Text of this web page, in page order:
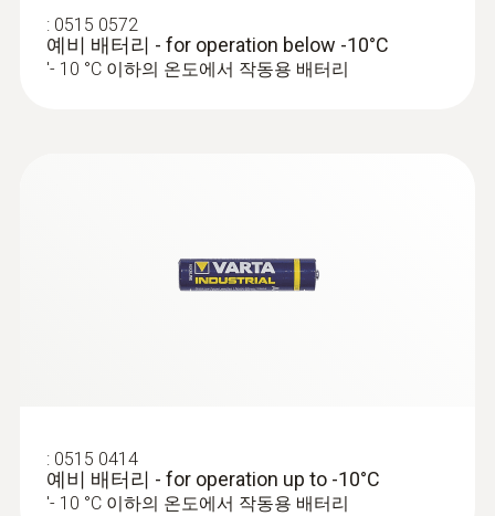
: 0515 0572
예비 배터리 - for operation below -10°C
'- 10 °C 이하의 온도에서 작동용 배터리
: 0515 0414
예비 배터리 - for operation up to -10°C
'- 10 °C 이하의 온도에서 작동용 배터리